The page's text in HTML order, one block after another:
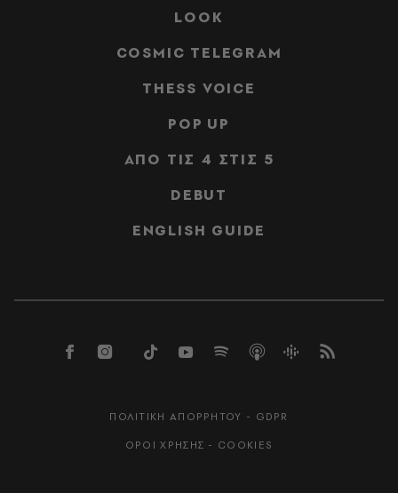
LOOK
COSMIC TELEGRAM
THESS VOICE
POP UP
ΑΠΟ ΤΙΣ 4 ΣΤΙΣ 5
DEBUT
ENGLISH GUIDE
ΠΟΛΙΤΙΚΗ ΑΠΟΡΡΗΤΟΥ - GDPR
ΟΡΟΙ ΧΡΗΣΗΣ - COOKIES